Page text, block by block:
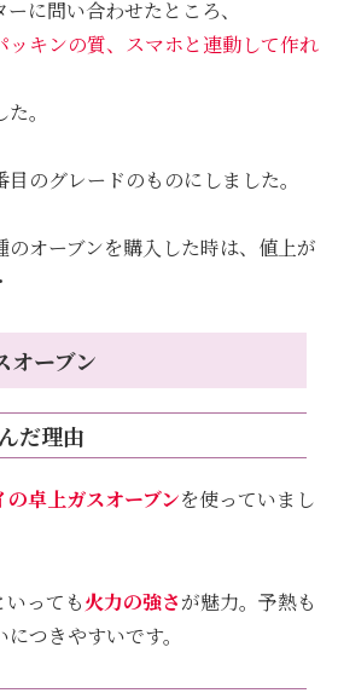
に問い合わせたところ、
ッキンの質、スマホと連動して作れ
。
のグレードのものにしました。
オーブンを購入した時は、値上が
オーブン
だ理由
の卓上ガスオーブンを使っていまし
っても火力の強さが魅力。予熱も
つきやすいです。